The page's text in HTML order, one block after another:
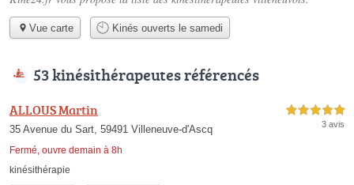
Vue carte Kinés ouverts le samedi
53 kinésithérapeutes référencés
ALLOUS Martin
35 Avenue du Sart, 59491 Villeneuve-d'Ascq
Fermé, ouvre demain à 8h
5,0 étoiles sur 5
3 avis
kinésithérapie